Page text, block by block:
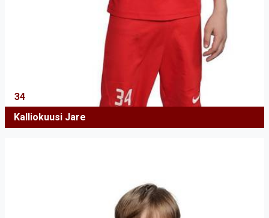
34
Kalliokuusi Jare